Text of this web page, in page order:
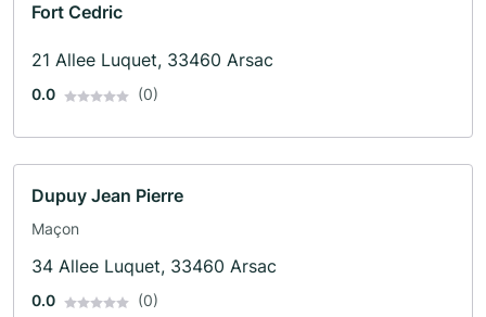
Fort Cedric
21 Allee Luquet, 33460 Arsac
0.0 (0)
Dupuy Jean Pierre
Maçon
34 Allee Luquet, 33460 Arsac
0.0 (0)